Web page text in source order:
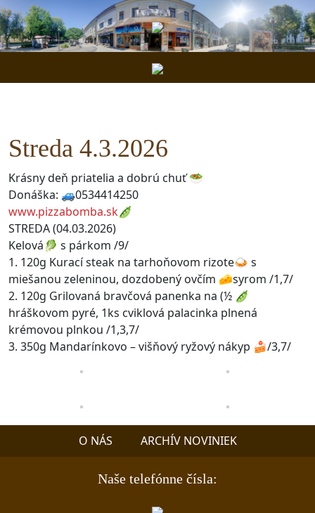
Streda 4.3.2026
Krásny deň priatelia a dobrú chuť 🥗
Donáška: 🚙0534414250
www.pizzabomba.sk🫛
STREDA (04.03.2026)
Kelová🥬 s párkom /9/
1. 120g Kurací steak na tarhoňovom rizote🍛 s
miešanou zeleninou, dozdobený ovčím 🧀syrom /1,7/
2. 120g Grilovaná bravčová panenka na (½ 🫛
hráškovom pyré, 1ks cviklová palacinka plnená
krémovou plnkou /1,3,7/
3. 350g Mandarínkovo – višňový ryžový nákyp 🍰/3,7/
O NÁS ARCHÍV NOVINIEK
Naše telefónne čísla: